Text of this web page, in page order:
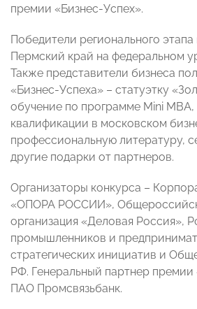
премии «Бизнес-Успех».
Победители регионального
Пермский край на федеральном
Также представители бизнеса
«Бизнес-Успеха» – статуэтку
обучение по программе Mini
квалификации в московском
профессиональную литературу,
другие подарки от партнеров.
Организаторы конкурса –
«ОПОРА РОССИИ»,
организация «Деловая Россия»,
промышленников и
стратегических инициатив и
РФ. Генеральный партнер
ПАО Промсвязьбанк.